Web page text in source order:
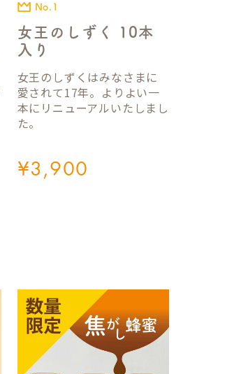
女王のしずく 10本
入り
No.1
¥3,900
女王のしずくはみなさまに
愛されて17年。よりよい一
本にリニューアルいたしまし
た。